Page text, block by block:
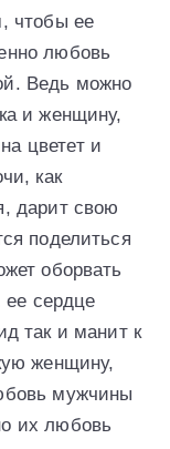
чтобы ее
любовь
Ведь можно
и женщину,
цветет и
как
дарит свою
поделиться
оборвать
ее сердце
так и манит к
женщину,
мужчины
их любовь